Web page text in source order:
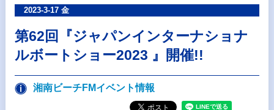
2023-3-17 金
第62回『ジャパンインターナショナ
ルボートショー2023 』開催!!
湘南ビーチFMイベント情報